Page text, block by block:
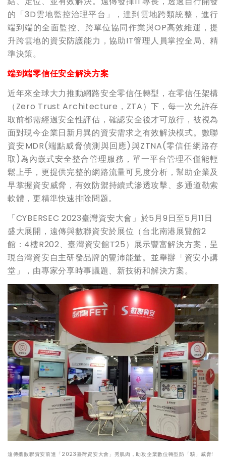
的「3D雲地監控治理平台」，達到雲地跨類統整，進行
端到端的全面監控、跨單位協同作業與OP高效維運，提
升跨雲地的資安防護能力，協助IT管理人員掌控全局、精
準決策。
端到端零信任安全解決方案
近年來全球大力推動網路安全零信任轉型，在零信任架構
（Zero Trust Architecture，ZTA）下，每一次允許存
取前都需經過安全性評估，確認安全後才可放行，被視為
面對現今企業日新月異的資安需求之有效解決模式。數聯
資安MDR(端點威脅偵測與回應)與ZTNA(零信任網路存
取)為內嵌式安全整合管理服務，單一平台管理不僅能輕
鬆上手，更提供完整的網路流量可見度分析，幫助企業及
早掌握資安威脅，有效防禦持續式滲透攻擊、多通道勒索
軟體，更精準快速排除問題。
「CYBERSEC 2023臺灣資安大會」於5月9日至5月11日
盛大展開，遠傳與數聯資安於展位（台北南港展覽館2
館：4樓R202、臺灣資安館T25）展示豐富解決方案，呈
現台灣資安自主研發品牌的豐沛能量。並舉辦「資安小講
堂」，由專家分享時事議題、新技術和解決方案。
遠傳攜數聯資安前進「2023臺灣資安大會」秀肌肉，助攻企業數位轉型防「駭」威脅!